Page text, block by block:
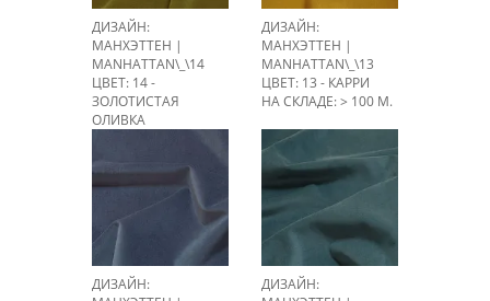
ДИЗАЙН:
МАНХЭТТЕН |
MANHATTAN\_\14
ЦВЕТ: 14 -
ЗОЛОТИСТАЯ
ОЛИВКА
ДИЗАЙН:
МАНХЭТТЕН |
MANHATTAN\_\13
ЦВЕТ: 13 - КАРРИ
НА СКЛАДЕ: > 100 М.
ДИЗАЙН:
ДИЗАЙН: